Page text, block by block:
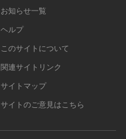
お知らせ一覧
ヘルプ
このサイトについて
関連サイトリンク
サイトマップ
サイトのご意見はこちら